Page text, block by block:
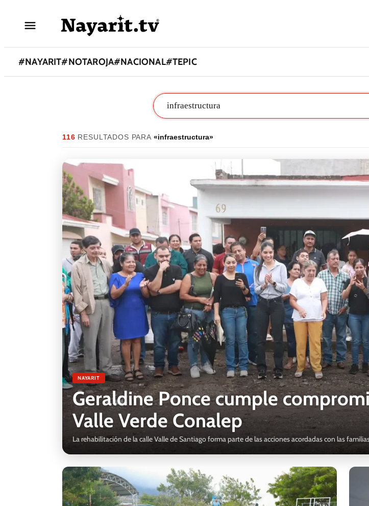
#NAYARIT#NOTAROJA#NACIONAL#TEPIC
116 RESULTADOS PARA «infraestructura»
NAYARIT
Geraldine Ponce cumple
Valle Verde Conalep
La rehabilitación de la calle Valle de Santiago forma parte de las acciones acordadas con las